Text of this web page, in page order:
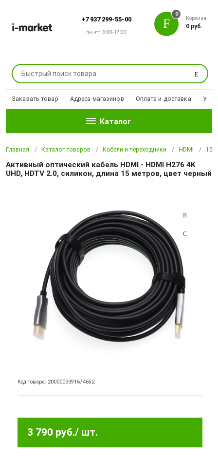
+7 937 299-55-00
пн.-пт. 8:00-17:00
Поиск
0
Корзина
0 руб.
Заказать товар Адреса магазинов Оплата и доставка
Каталог
Главная Каталог товаров Кабели и переходники HDMI 15
Активный оптический кабель HDMI - HDMI H276 4K
UHD, HDTV 2.0, силикон, длина 15 метров, цвет черный
Код товара: 2000003391674652
3 790 руб./ шт.